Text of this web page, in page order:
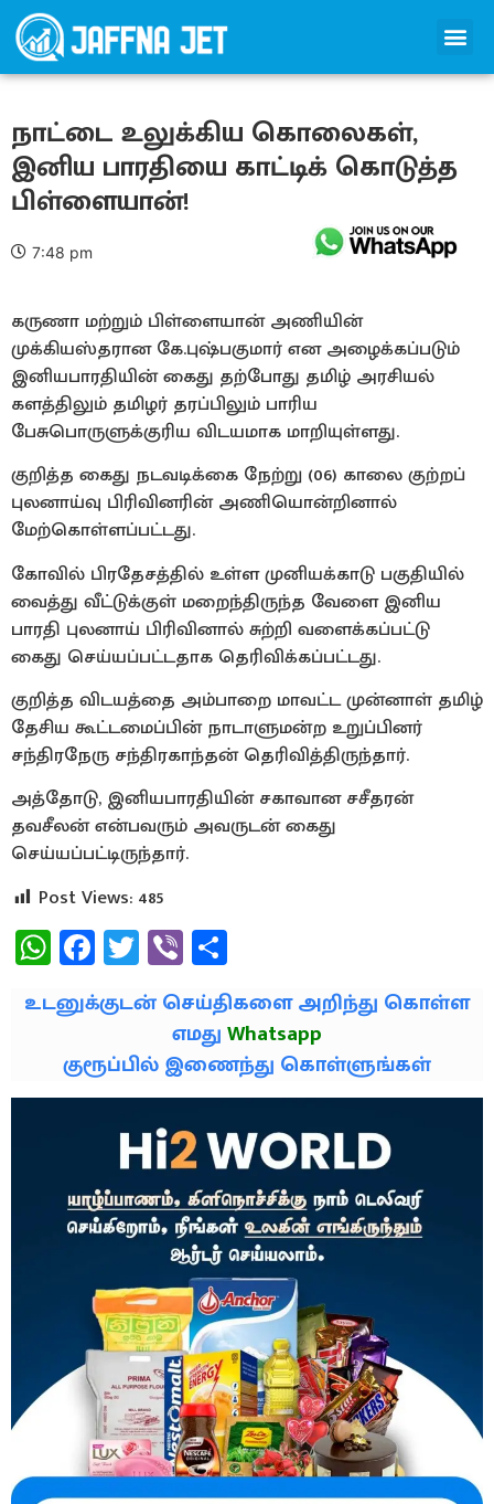
நாட்டை உலுக்கிய கொலைகள்,
இனிய பாரதியை காட்டிக் கொடுத்த
பிள்ளையான்!
7:48 pm
கருணா மற்றும் பிள்ளையான் அணியின்
முக்கியஸ்தரான கே.புஷ்பகுமார் என அழைக்கப்படும்
இனியபாரதியின் கைது தற்போது தமிழ் அரசியல்
களத்திலும் தமிழர் தரப்பிலும் பாரிய
பேசுபொருளுக்குரிய விடயமாக மாறியுள்ளது.
குறித்த கைது நடவடிக்கை நேற்று (06) காலை குற்றப்
புலனாய்வு பிரிவினரின் அணியொன்றினால்
மேற்கொள்ளப்பட்டது.
கோவில் பிரதேசத்தில் உள்ள முனியக்காடு பகுதியில்
வைத்து வீட்டுக்குள் மறைந்திருந்த வேளை இனிய
பாரதி புலனாய் பிரிவினால் சுற்றி வளைக்கப்பட்டு
கைது செய்யப்பட்டதாக தெரிவிக்கப்பட்டது.
குறித்த விடயத்தை அம்பாறை மாவட்ட முன்னாள் தமிழ்
தேசிய கூட்டமைப்பின் நாடாளுமன்ற உறுப்பினர்
சந்திரநேரு சந்திரகாந்தன் தெரிவித்திருந்தார்.
அத்தோடு, இனியபாரதியின் சகாவான சசீதரன்
தவசீலன் என்பவரும் அவருடன் கைது
செய்யப்பட்டிருந்தார்.
Post Views: 485
WhatsApp
Facebook
Twitter
Viber
உடனுக்குடன் செய்திகளை அறிந்து கொள்ள
எமதுWhatsapp
குரூப்பில் இணைந்து கொள்ளுங்கள்